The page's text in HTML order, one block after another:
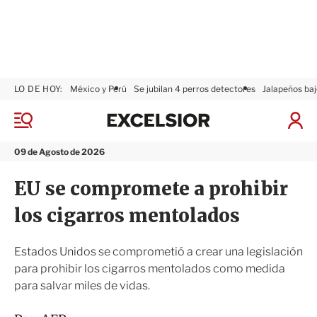
M
n
09 de Agosto de 2026
LO DE HOY: México y Perú Se jubilan 4 perros detectores Jalapeños
I
s
x
o
r
EU se compromete a prohibir
los cigarros mentolados
Estados Unidos se comprometió a crear una legislación
para prohibir los cigarros mentolados como medida
para salvar miles de vidas.